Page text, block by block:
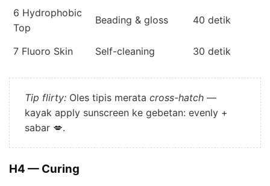
6 Hydrophobic
Top
Beading & gloss 40 detik
7 Fluoro Skin Self-cleaning 30 detik
Tip flirty: Oles tipis merata cross-hatch —
kayak apply sunscreen ke gebetan: evenly +
sabar 💋.
H4 — Curing